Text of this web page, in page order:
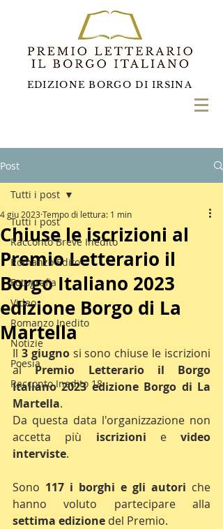
EDIZIONE BORGO DI IRSINA
Post
Tutti i post
Racconto Breve Inedito
Romanzo Edito
Fotografia
Video
Romanzo Inedito
Notizie
Poesia
Racconto Inedito 18
Tutti i post
Chiuse le iscrizioni al
Premio Letterario il
Borgo Italiano 2023
edizione Borgo di La
Martella
4 giu 2023 Tempo di lettura: 1 min
Il 3 giugno si sono chiuse le iscrizioni
al Premio Letterario il Borgo
Italiano 2023 edizione Borgo di La
Martella.
Da questa data l'organizzazione non
accetta più iscrizioni e video
interviste.
Sono 117 i borghi e gli autori che
settima edizione del Premio.